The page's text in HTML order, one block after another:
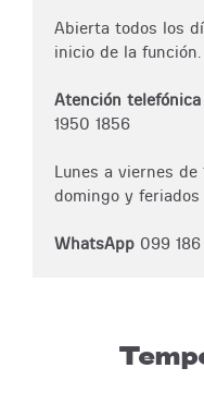
Abierta todos los
inicio de la función.
Atención telefónica
1950 1856
Lunes a viernes de
domingo y feriados
WhatsApp 099 186